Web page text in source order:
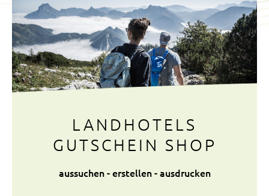
LANDHOTELS
GUTSCHEIN SHOP
aussuchen - erstellen - ausdrucken